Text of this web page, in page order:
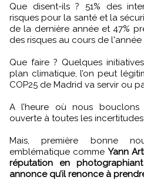
Que disent-ils ? 51% des
risques pour la santé et la
de la dernière année et 47%
des risques au cours de l'année
Que faire ? Quelques
plan climatique, l’on peut
COP25 de Madrid va servir ou
A l’heure où nous
ouverte à toutes les
Mais, première bonne
emblématique commeYann
réputation en
annonce qu’il renonce à